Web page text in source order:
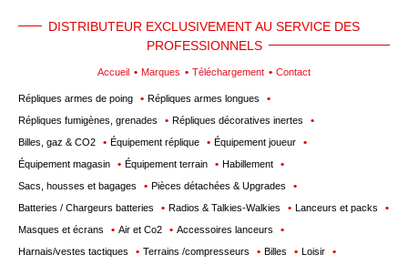
DISTRIBUTEUR EXCLUSIVEMENT AU SERVICE DES
PROFESSIONNELS
Accueil Marques Téléchargement Contact
Répliques armes de poing
Répliques armes longues
Répliques fumigènes, grenades
Répliques décoratives inertes
Billes, gaz & CO2
Équipement réplique
Équipement joueur
Équipement magasin
Équipement terrain
Habillement
Sacs, housses et bagages
Pièces détachées & Upgrades
Batteries / Chargeurs batteries
Radios & Talkies-Walkies
Lanceurs et packs
Masques et écrans
Air et Co2
Accessoires lanceurs
Harnais/vestes tactiques
Terrains /compresseurs Billes
Loisir